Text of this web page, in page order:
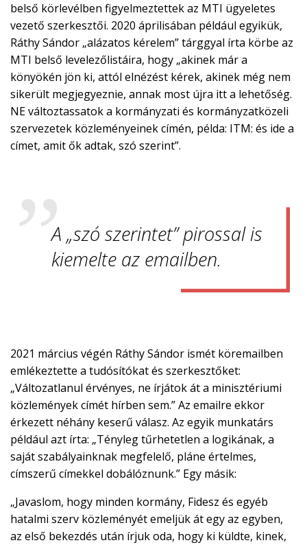
belső körlevélben figyelmeztettek az MTI ügyeletes
vezető szerkesztői. 2020 áprilisában például egyikük,
Ráthy Sándor „alázatos kérelem” tárggyal írta körbe az
MTI belső levelezőlistáira, hogy „akinek már a
könyökén jön ki, attól elnézést kérek, akinek még nem
sikerült megjegyeznie, annak most újra itt a lehetőség.
NE változtassatok a kormányzati és kormányzatközeli
szervezetek közleményeinek címén, példa: ITM: és ide a
címet, amit ők adtak, szó szerint”.
A „szó szerintet” pirossal is
kiemelte az emailben.
2021 március végén Ráthy Sándor ismét köremailben
emlékeztette a tudósítókat és szerkesztőket:
„Változatlanul érvényes, ne írjátok át a minisztériumi
közlemények címét hírben sem.” Az emailre ekkor
érkezett néhány keserű válasz. Az egyik munkatárs
például azt írta: „Tényleg tűrhetetlen a logikának, a
saját szabályainknak megfelelő, pláne értelmes,
címszerű címekkel dobálóznunk.” Egy másik:
„Javaslom, hogy minden kormány, Fidesz és egyéb
hatalmi szerv közleményét emeljük át egy az egyben,
az első bekezdés után írjuk oda, hogy ki küldte, kinek,